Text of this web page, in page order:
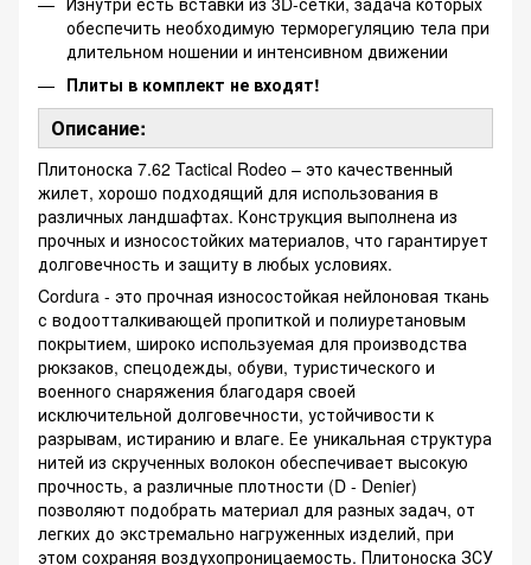
обеспечить необходимую терморегуляцию тела при
длительном ношении и интенсивном движении
Плиты в комплект не входят!
Описание:
Плитоноска 7.62 Tactical Rodeo – это качественный
жилет, хорошо подходящий для использования в
различных ландшафтах. Конструкция выполнена из
прочных и износостойких материалов, что гарантирует
долговечность и защиту в любых условиях.
Cordura - это прочная износостойкая нейлоновая ткань
с водоотталкивающей пропиткой и полиуретановым
покрытием, широко используемая для производства
рюкзаков, спецодежды, обуви, туристического и
военного снаряжения благодаря своей
исключительной долговечности, устойчивости к
разрывам, истиранию и влаге. Ее уникальная структура
нитей из скрученных волокон обеспечивает высокую
прочность, а различные плотности (D - Denier)
позволяют подобрать материал для разных задач, от
легких до экстремально нагруженных изделий, при
этом сохраняя воздухопроницаемость. Плитоноска ЗСУ